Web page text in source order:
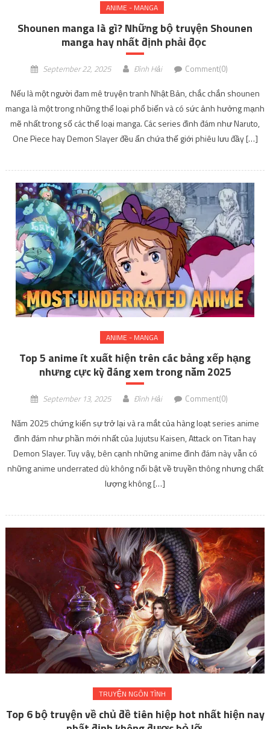
ANIME - MANGA
Shounen manga là gì? Những bộ truyện Shounen
manga hay nhất định phải đọc
September 22, 2025 Đình Hải Comment(0)
Nếu là một người đam mê truyện tranh Nhật Bản, chắc chắn shounen
manga là một trong những thể loại phổ biến và có sức ảnh hưởng mạnh
mẽ nhất trong số các thể loại manga. Các series đình đám như Naruto,
One Piece hay Demon Slayer đều ẩn chứa thế giới phiêu lưu đầy […]
ANIME - MANGA
Top 5 anime ít xuất hiện trên các bảng xếp hạng
nhưng cực kỳ đáng xem trong năm 2025
September 13, 2025 Đình Hải Comment(0)
Năm 2025 chứng kiến sự trở lại và ra mắt của hàng loạt series anime
đình đám như phần mới nhất của Jujutsu Kaisen, Attack on Titan hay
Demon Slayer. Tuy vậy, bên cạnh những anime đình đám này vẫn có
những anime underrated dù không nổi bật về truyền thông nhưng chất
lượng không […]
TRUYỆN NGÔN TÌNH
Top 6 bộ truyện về chủ đề tiên hiệp hot nhất hiện nay